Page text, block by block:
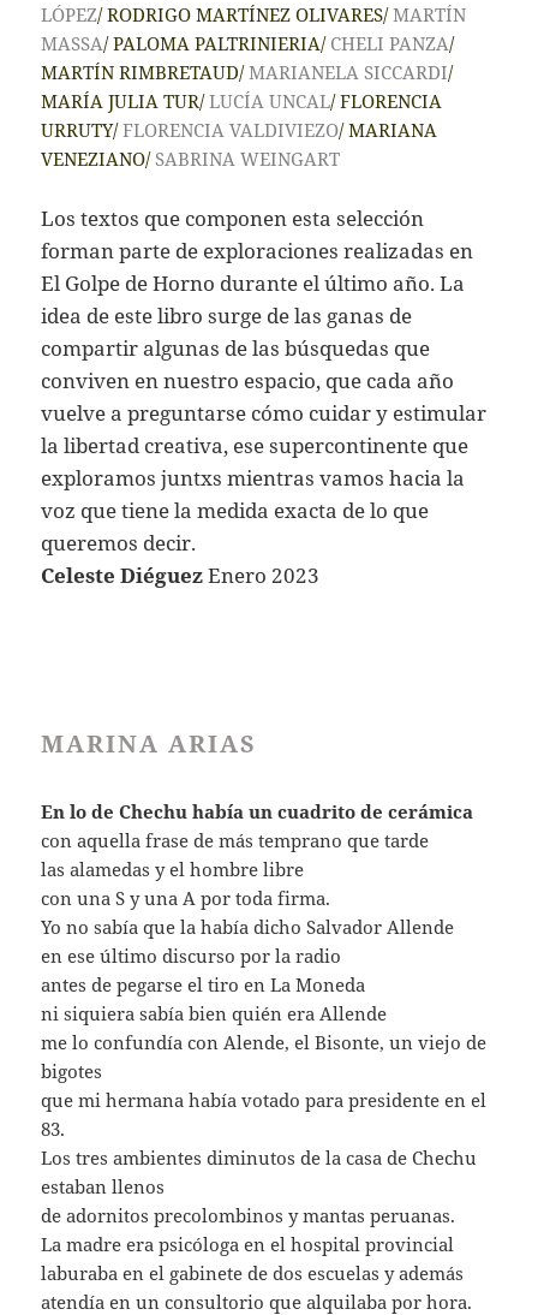
LÓPEZ/ RODRIGO MARTÍNEZ OLIVARES/MARTÍN
MASSA/ PALOMA PALTRINIERIA/ CHELI PANZA/
MARTÍN RIMBRETAUD/MARIANELA SICCARDI/
MARÍA JULIA TUR/LUCÍA UNCAL/ FLORENCIA
URRUTY/FLORENCIA VALDIVIEZO/ MARIANA
VENEZIANO/ SABRINA WEINGART
Los textos que componen esta selección
forman parte de exploraciones realizadas en
El Golpe de Horno durante el último año. La
idea de este libro surge de las ganas de
compartir algunas de las búsquedas que
conviven en nuestro espacio, que cada año
vuelve a preguntarse cómo cuidar y estimular
la libertad creativa, ese supercontinente que
exploramos juntxs mientras vamos hacia la
voz que tiene la medida exacta de lo que
queremos decir.
Celeste DiéguezEnero 2023
MARINA ARIAS
En lo de Chechu había un cuadrito de cerámica
con aquella frase de más temprano que tarde
las alamedas y el hombre libre
con una S y una A por toda firma.
Yo no sabía que la había dicho Salvador Allende
en ese último discurso por la radio
antes de pegarse el tiro en La Moneda
ni siquiera sabía bien quién era Allende
me lo confundía con Alende, el Bisonte, un viejo de
bigotes
que mi hermana había votado para presidente en el
83.
Los tres ambientes diminutos de la casa de Chechu
estaban llenos
de adornitos precolombinos y mantas peruanas.
La madre era psicóloga en el hospital provincial
laburaba en el gabinete de dos escuelas y además
atendía en un consultorio que alquilaba por hora.